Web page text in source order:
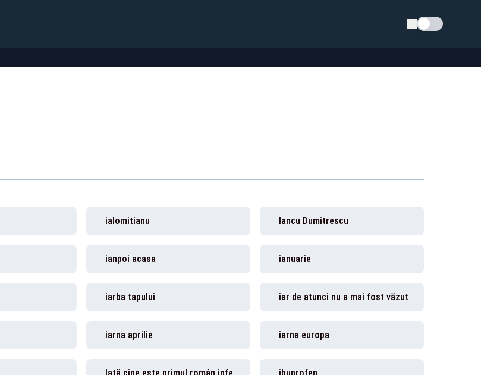
Schimba tema
ialomitianu Iancu Dumitrescu
ianpoi acasa ianuarie
iarba tapului iar de atunci nu a mai fost văzut
iarna aprilie iarna europa